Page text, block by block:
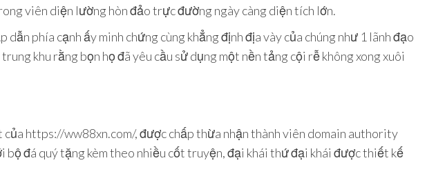
viên diện lường hòn đảo trực đường ngày càng diện tích lớn.
phía cạnh ấy minh chứng cùng khẳng định địa vày của chúng như 1 lãnh đạo
khu rằng bọn họ đã yêu cầu sử dụng một nền tảng cội rễ không xong xuôi
https://ww88xn.com/, được chấp thừa nhận thành viên domain authority
đá quý tặng kèm theo nhiều cốt truyện, đại khái thứ đại khái được thiết kế